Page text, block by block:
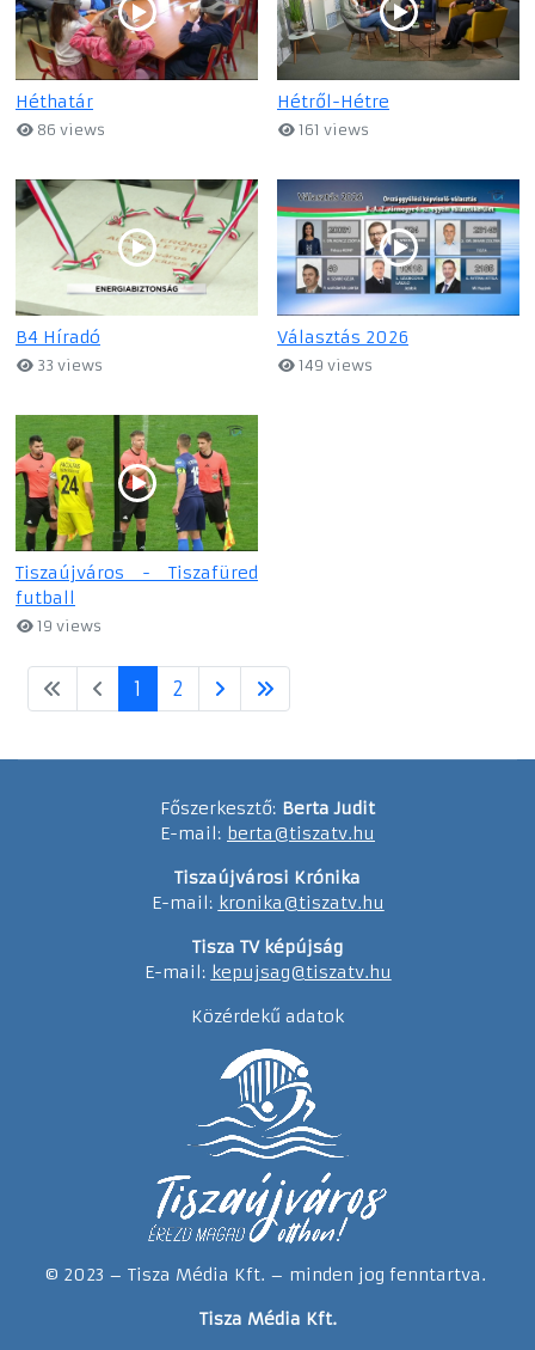
Héthatár
86 views
Hétről-Hétre
161 views
B4 Híradó
33 views
Választás 2026
149 views
Tiszaújváros - Tiszafüred
futball
19 views
1 2
Főszerkesztő: Berta Judit
E-mail: berta@tiszatv.hu
Tiszaújvárosi Krónika
E-mail: kronika@tiszatv.hu
Tisza TV képújság
E-mail: kepujsag@tiszatv.hu
Közérdekű adatok
© 2023 – Tisza Média Kft. – minden jog fenntartva.
Tisza Média Kft.